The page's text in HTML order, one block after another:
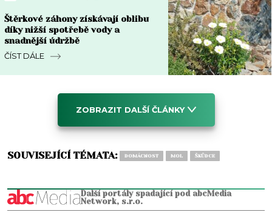
Štěrkové záhony získávají oblibu
díky nižší spotřebě vody a
snadnější údržbě
ČÍST DÁLE
ZOBRAZIT DALŠÍ ČLÁNKY
SOUVISEJÍCÍ TÉMATA: DOMÁCNOST MOL ŠKŮDCE
Další portály spadající pod abcMedia
Network, s.r.o.